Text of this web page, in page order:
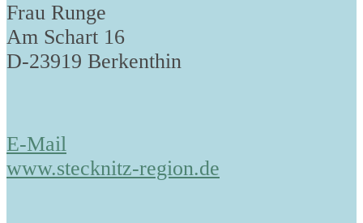
Frau Runge
Am Schart 16
D-23919 Berkenthin
E-Mail
www.stecknitz-region.de